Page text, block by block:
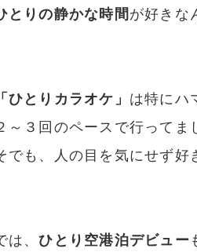
とりの静かな時間が好きな
「ひとりカラオケ」 は特にハ
～３回のペースで行ってま
でも、人の目を気にせず
は、ひとり空港泊デビュー